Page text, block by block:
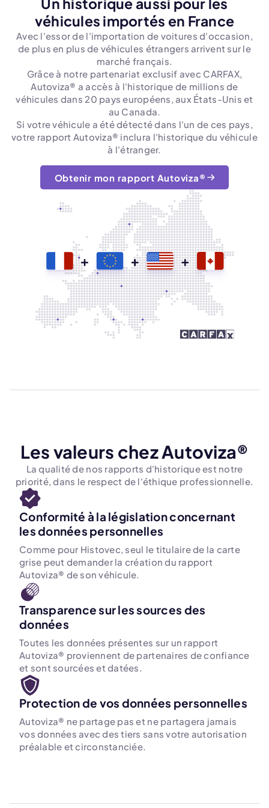
véhicules importés en France
Avec l'essor de l'importation de voitures d'occasion,
de plus en plus de véhicules étrangers arrivent sur le
marché français.
Grâce à notre partenariat exclusif avec CARFAX,
Autoviza® a accès à l'historique de millions de
véhicules dans 20 pays européens, aux États-Unis et
au Canada.
Si votre véhicule a été détecté dans l'un de ces pays,
votre rapport Autoviza® inclura l'historique du véhicule
à l'étranger.
Obtenir mon rapport Autoviza®
Les valeurs chez Autoviza®
La qualité de nos rapports d'historique est notre
priorité, dans le respect de l'éthique professionnelle.
Conformité à la législation concernant
les données personnelles
Comme pour Histovec, seul le titulaire de la carte
grise peut demander la création du rapport
Autoviza® de son véhicule.
Transparence sur les sources des
données
Toutes les données présentes sur un rapport
Autoviza® proviennent de partenaires de confiance
et sont sourcées et datées.
Protection de vos données personnelles
Autoviza® ne partage pas et ne partagera jamais
vos données avec des tiers sans votre autorisation
préalable et circonstanciée.